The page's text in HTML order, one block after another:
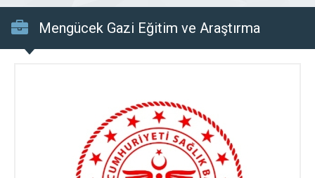
Mengücek Gazi Eğitim ve Araştırma